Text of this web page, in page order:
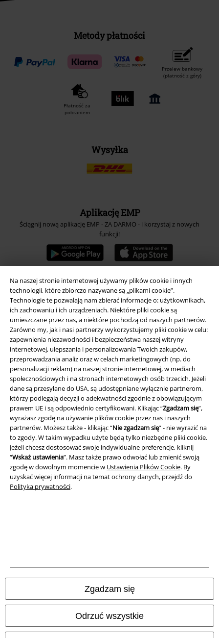
Na naszej stronie internetowej używamy plików cookie i innych
technologii, które zbiorczo nazywane są „plikami cookie”.
Technologie te pozwalają nam zbierać informacje o: użytkownikach,
ich zachowaniu i ich urządzeniach. Niektóre pliki cookie są
umieszczane przez nas, a niektóre pochodzą od naszych partnerów.
Zarówno my, jak i nasi partnerzy wykorzystujemy pliki cookie w celu:
zapewnienia niezawodności i bezpieczeństwa naszej witryny
internetowej, ulepszania i personalizowania Twoich zakupów,
przeprowadzania analiz oraz w celach marketingowych (np. do
personalizacji reklam) na naszej stronie internetowej, w mediach
społecznościowych i na stronach internetowych osób trzecich. Jeżeli
dane są przesyłane do USA, są udostępniane wyłącznie partnerom,
którzy podlegają decyzji o adekwatności zgodnie z obowiązującym
prawem UE i są odpowiednio certyfikowani. Klikając “Zgadzam się”,
wyrażasz zgodę na używanie plików cookie przez nas i naszych
partnerów. Możesz także - klikając “Nie zgadzam się” - nie wyrazić na
to zgody. W takim wypadku użyte będą tylko niezbędne pliki cookie.
Jeżeli chcesz dostosować swoje indywidualne preferencje, kliknij
“Wskaż ustawienia”. Masz także prawo odwołać lub zmienić swoją
zgodę w dowolnym momencie w Ustawienia Plików Cookie. By
uzyskać więcej informacji na temat ochrony danych, przejdź do
Polityka prywatności.
Zgadzam się
Odrzuć wszystkie
Metody płatności
Przelew bankowy
(płatność z góry)
Płatność za
pobraniem
Wysyłka
Aplikację EMP
Ściągnij nową aplikację EMP - ZA DARMO - i korzystaj z nowych
funkcji!
A Warner Music Group Company
Informacje prawne
Regulamin
Dane firmy
Wszystkie ceny zawierają podatek VAT. Nie zawierająkosztów